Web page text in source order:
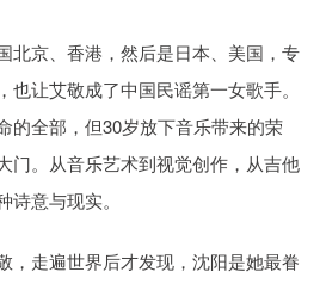
北京、香港，然后是日本、美国，专
让艾敬成了中国民谣第一女歌手。
的全部，但30岁放下音乐带来的荣
门。从音乐艺术到视觉创作，从吉他
意与现实。
，走遍世界后才发现，沈阳是她最眷